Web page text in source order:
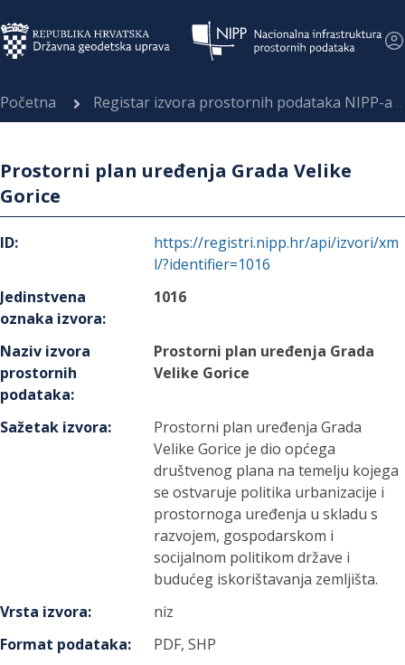
Početna Registar izvora prostornih podataka NIPP-a
Prostorni plan uređenja Grada Velike
Gorice
ID:
https://registri.nipp.hr/api/izvori/xm
l/?identifier=1016
Jedinstvena
oznaka izvora:
1016
Naziv izvora
prostornih
podataka:
Prostorni plan uređenja Grada
Velike Gorice
Sažetak izvora:
Prostorni plan uređenja Grada
Velike Gorice je dio općega
društvenog plana na temelju kojega
se ostvaruje politika urbanizacije i
prostornoga uređenja u skladu s
razvojem, gospodarskom i
socijalnom politikom države i
budućeg iskorištavanja zemljišta.
Vrsta izvora:
niz
Format podataka:
PDF, SHP